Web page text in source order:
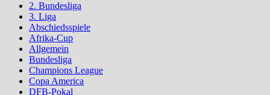
2. Bundesliga
3. Liga
Abschiedsspiele
Afrika-Cup
Allgemein
Bundesliga
Champions League
Copa America
DFB-Pokal